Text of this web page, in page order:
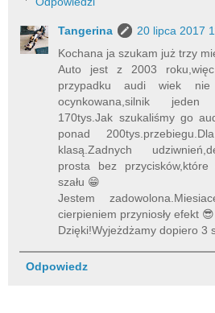
Tangerina
20 lipca 2017
Kochana ja szukam już trzy
Auto jest z 2003
przypadku audi wiek nie
ocynkowana,silnik
170tys.Jak szukaliśmy go
ponad
klasą.Zadnych
prosta bez
szału 😁
Jestem
cierpieniem przyniosły efekt 😎
Dzięki!Wyjeżdżamy dopiero 3
Odpowiedz